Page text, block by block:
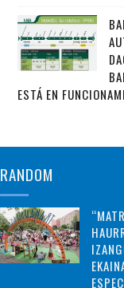
ESTÁ EN
RANDOM